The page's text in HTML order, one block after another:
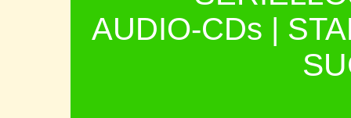
AUDIO-CDs |